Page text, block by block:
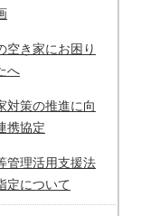
空き家にお困り
へ
対策の推進に向
携協定
管理活用支援法
定について